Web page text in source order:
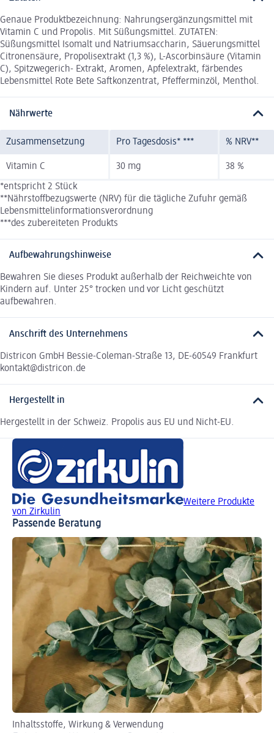
Genaue Produktbezeichnung: Nahrungsergänzungsmittel mit
Vitamin C und Propolis. Mit Süßungsmittel. ZUTATEN:
Süßungsmittel Isomalt und Natriumsaccharin, Säuerungsmittel
Citronensäure, Propolisextrakt (1,3 %), L-Ascorbinsäure (Vitamin
C), Spitzwegerich- Extrakt, Aromen, Apfelextrakt, färbendes
Lebensmittel Rote Bete Saftkonzentrat, Pfefferminzöl, Menthol.
Nährwerte
Zusammensetzung Pro Tagesdosis* *** % NRV**
Vitamin C 30 mg 38 %
*entspricht 2 Stück
**Nährstoffbezugswerte (NRV) für die tägliche Zufuhr gemäß
Lebensmittelinformationsverordnung
***des zubereiteten Produkts
Aufbewahrungshinweise
Bewahren Sie dieses Produkt außerhalb der Reichweichte von
Kindern auf. Unter 25° trocken und vor Licht geschützt
aufbewahren.
Anschrift des Unternehmens
Districon GmbH Bessie-Coleman-Straße 13, DE-60549 Frankfurt
kontakt@districon.de
Hergestellt in
Hergestellt in der Schweiz. Propolis aus EU und Nicht-EU.
Weitere Produkte
von Zirkulin
Passende Beratung
Inhaltsstoffe, Wirkung & Verwendung